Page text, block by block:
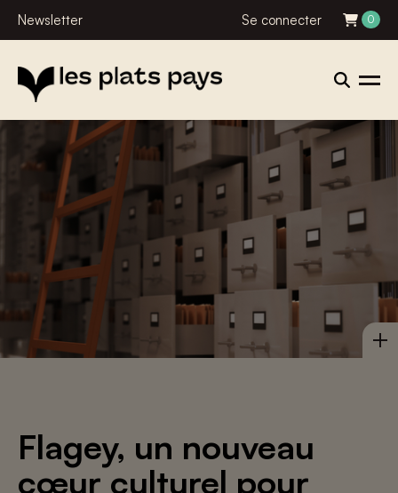
Newsletter Se connecter 0
Flagey, un nouveau
cœur culturel pour